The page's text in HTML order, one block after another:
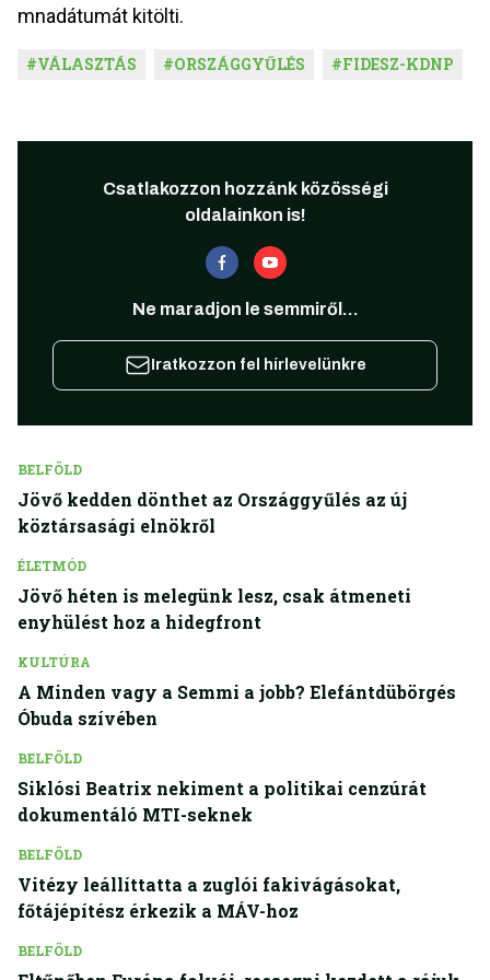
mnadátumát kitölti.
#VÁLASZTÁS #ORSZÁGGYŰLÉS #FIDESZ-KDNP
Csatlakozzon hozzánk közösségi
oldalainkon is!
Ne maradjon le semmiről...
Iratkozzon fel hírlevelünkre
BELFÖLD
Jövő kedden dönthet az Országgyűlés az új
köztársasági elnökről
ÉLETMÓD
Jövő héten is melegünk lesz, csak átmeneti
enyhülést hoz a hidegfront
KULTÚRA
A Minden vagy a Semmi a jobb? Elefántdübörgés
Óbuda szívében
BELFÖLD
Siklósi Beatrix nekiment a politikai cenzúrát
dokumentáló MTI-seknek
BELFÖLD
Vitézy leállíttatta a zuglói fakivágásokat,
főtájépítész érkezik a MÁV-hoz
BELFÖLD